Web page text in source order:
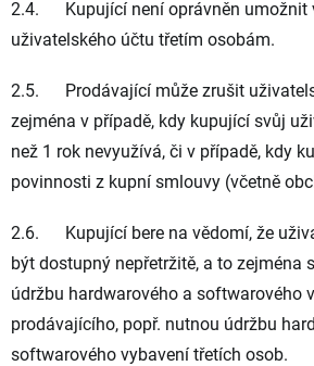
2.4. Kupující není oprávněn umožnit
uživatelského účtu třetím osobám.
2.5. Prodávající může zrušit
zejména v případě, kdy kupující svůj
než 1 rok nevyužívá, či v případě, kdy
povinnosti z kupní smlouvy (včetně
2.6. Kupující bere na vědomí, že
být dostupný nepřetržitě, a to zejména
údržbu hardwarového a softwarového
prodávajícího, popř. nutnou údržbu
softwarového vybavení třetích osob.